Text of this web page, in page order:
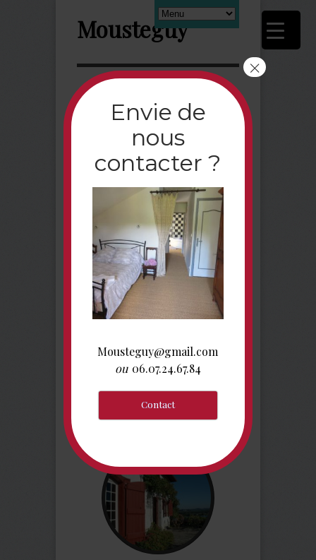
Mousteguy
NoireEtBlanche_Fotor
Online Booking
Envie de
nous
contacter ?
Mousteguy@gmail.com
ou06.07.24.67.84
Contact
×